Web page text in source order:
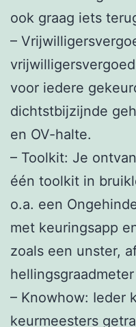
ook graag iets
–
voor iedere
dichtstbijzijnde
en OV-halte.
– Toolkit: Je
één toolkit in
o.a. een
met keuringsapp
zoals een unster,
– Knowhow: Ieder
keurmeesters